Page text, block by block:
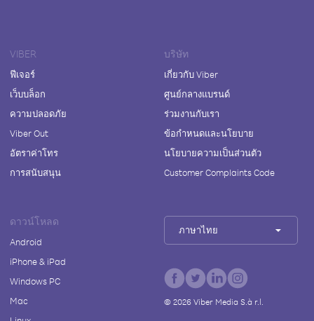
VIBER
ฟีเจอร์
เว็บบล็อก
ความปลอดภัย
Viber Out
อัตราค่าโทร
การสนับสนุน
บริษัท
เกี่ยวกับ Viber
ศูนย์กลางแบรนด์
ร่วมงานกับเรา
ข้อกำหนดและนโยบาย
นโยบายความเป็นส่วนตัว
Customer Complaints Code
ดาวน์โหลด
Android
iPhone & iPad
Windows PC
Mac
ภาษาไทย
© 2026Viber Media S.à r.l.